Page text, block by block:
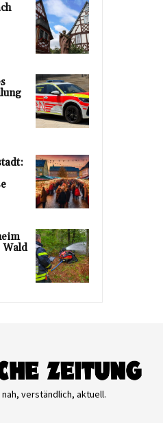
verständlich, aktuell.